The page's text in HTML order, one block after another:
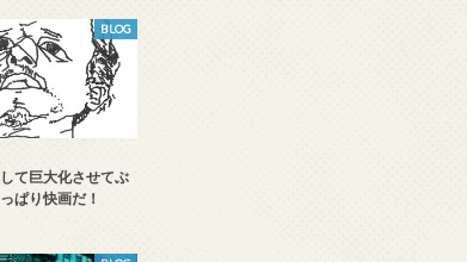
BLOG
て巨大化させてぶ
ぱり快画だ！